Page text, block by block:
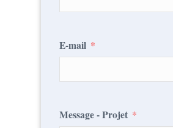
E-mail
Message - Projet